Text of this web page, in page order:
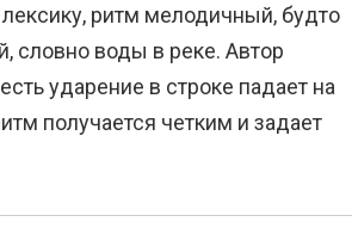
ритм мелодичный, будто
словно воды в реке. Автор
ударение в строке падает на
получается четким и задает